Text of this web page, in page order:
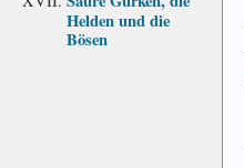
Helden und die
Bösen